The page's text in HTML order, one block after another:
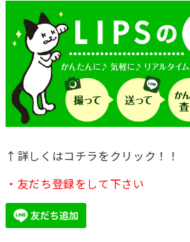
↑詳しくはコチラをクリック！！
・友だち登録をして下さい